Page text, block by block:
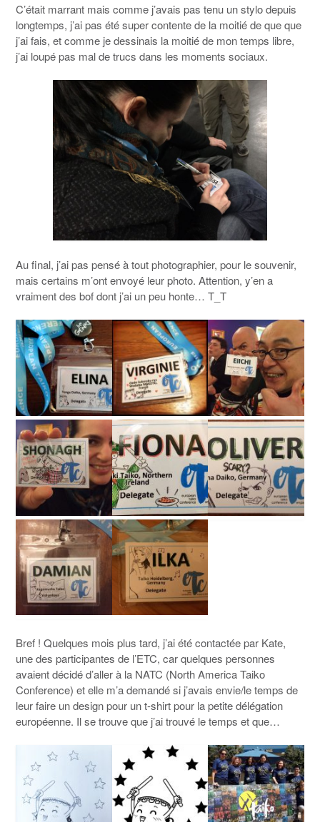
C’était marrant mais comme j’avais pas tenu un stylo depuis
longtemps, j’ai pas été super contente de la moitié de que que
j’ai fais, et comme je dessinais la moitié de mon temps libre,
j’ai loupé pas mal de trucs dans les moments sociaux.
Au final, j’ai pas pensé à tout photographier, pour le souvenir,
mais certains m’ont envoyé leur photo. Attention, y’en a
vraiment des bof dont j’ai un peu honte… T_T
Bref ! Quelques mois plus tard, j’ai été contactée par Kate,
une des participantes de l’ETC, car quelques personnes
avaient décidé d’aller à la NATC (North America Taiko
Conference) et elle m’a demandé si j’avais envie/le temps de
leur faire un design pour un t-shirt pour la petite délégation
européenne. Il se trouve que j’ai trouvé le temps et que…